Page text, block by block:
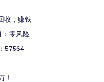
收，赚钱
：零风险
57564
！